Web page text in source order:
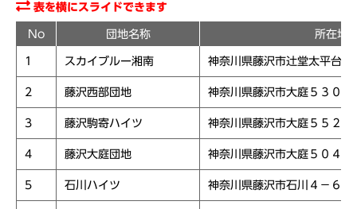
表を横にスライドできます
No 団地名称 所在地
1 スカイブルー湘南 神奈川県藤沢市辻堂太平台２
2 藤沢西部団地 神奈川県藤沢市大庭５３０４
3 藤沢駒寄ハイツ 神奈川県藤沢市大庭５５２７
4 藤沢大庭団地 神奈川県藤沢市大庭５０４３
5 石川ハイツ 神奈川県藤沢市石川４－６７